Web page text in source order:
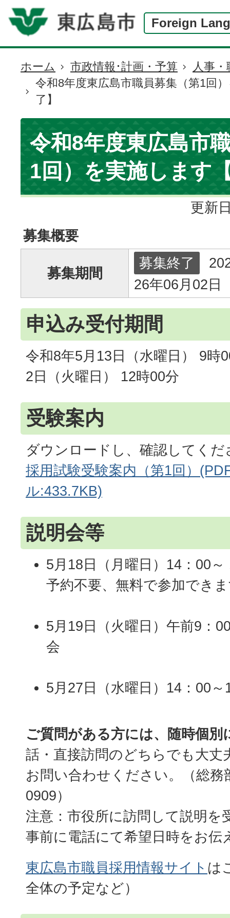
Foreign
現
位
ホーム 市政情報･計画・予算
人事
令和8年度東広島市職員募集（第1回
了】
令和8年度東広島市
1回）を実施します
更新
募集概要
募集期間
募集終了
26年06月02日
申込み受付期間
令和8年5月13日（水曜日） 9時
2日（火曜日） 12時00分
受験案内
ダウンロードし、確認してくだ
採用試験受験案内（第1回）
ル:433.7KB)
説明会等
5月18日（月曜日）14：00
予約不要、無料で参加でき
5月19日（火曜日）午前9：
会
5月27日（水曜日）14：00
ご質問がある方には、随時個別
話・直接訪問のどちらでも大丈
お問い合わせください。（総務
0909）
注意：市役所に訪問して説明を
事前に電話にて希望日時をお伝
東広島市職員採用情報サイト は
全体の予定など）